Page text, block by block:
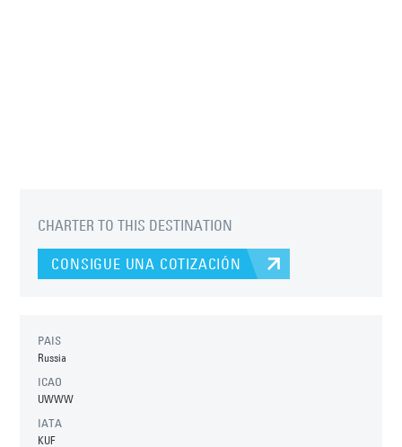
CHARTER TO THIS DESTINATION
CONSIGUE UNA COTIZACIÓN
PAIS
Russia
ICAO
UWWW
IATA
KUF